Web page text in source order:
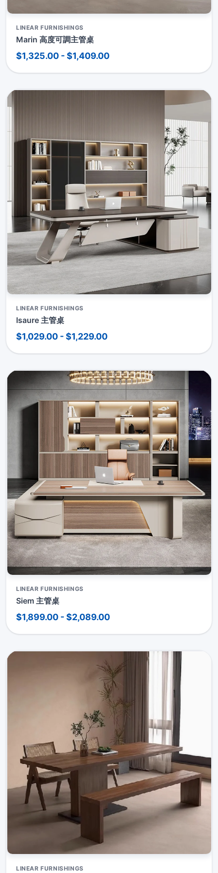
LINEAR FURNISHINGS
Marin 高度可調主管桌
$1,325.00 - $1,409.00
LINEAR FURNISHINGS
Isaure 主管桌
$1,029.00 - $1,229.00
LINEAR FURNISHINGS
Siem 主管桌
$1,899.00 - $2,089.00
LINEAR FURNISHINGS